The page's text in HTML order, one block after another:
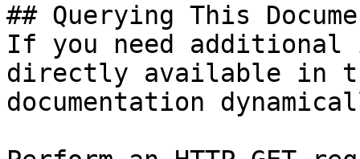
## Querying This
If you need
directly available in
documentation